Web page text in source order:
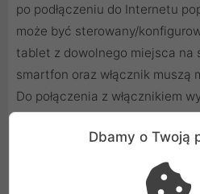
po podłączeniu do Internetu
może być sterowany/
tablet z dowolnego miejsca na
smartfon oraz włącznik muszą
Do połączenia z włącznikiem
darmowej aplikacji Tuya.
Dbamy o Twoją